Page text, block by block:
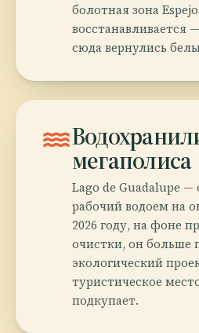
болотная зона
восстанавливается
сюда вернулись
water
мегаполиса
Lago de Guadalupe
рабочий водоем на
2026 году, на фоне
очистки, он больше
экологический
туристическое
подкупает.